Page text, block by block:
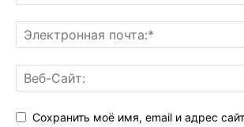
Сохранить моё имя, email и адрес